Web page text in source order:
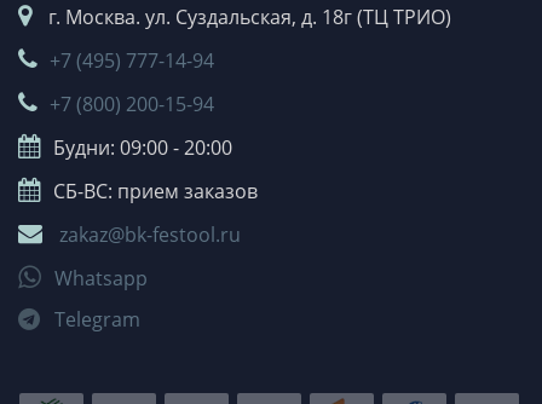
г. Москва. ул. Суздальская, д. 18г (ТЦ ТРИО)
+7 (495) 777-14-94
+7 (800) 200-15-94
Будни: 09:00 - 20:00
СБ-ВС: прием заказов
zakaz@bk-festool.ru
Whatsapp
Telegram